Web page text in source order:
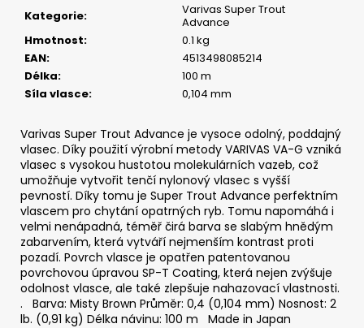
Kategorie:
Varivas Super Trout
Advance
Hmotnost:
0.1 kg
EAN:
4513498085214
Délka:
100 m
Síla vlasce: 0,104 mm
Varivas Super Trout Advance je vysoce odolný, poddajný
vlasec. Díky použití výrobní metody VARIVAS VA-G vzniká
vlasec s vysokou hustotou molekulárních vazeb, což
umožňuje vytvořit tenčí nylonový vlasec s vyšší
pevností. Díky tomu je Super Trout Advance perfektním
vlascem pro chytání opatrných ryb. Tomu napomáhá i
velmi nenápadná, téměř čirá barva se slabým hnědým
zabarvením, která vytváří nejmenším kontrast proti
pozadí. Povrch vlasce je opatřen patentovanou
povrchovou úpravou SP-T Coating, která nejen zvýšuje
odolnost vlasce, ale také zlepšuje nahazovací vlastnosti.
. Barva: Misty Brown Průměr: 0,4 (0,104 mm) Nosnost: 2
lb. (0,91 kg) Délka návinu: 100 m Made in Japan
u
č
u
e
m
JIG
-
JIGEXTRA
STANDUP
DRÁTEK
#5/0
-
5
KS,
7
G